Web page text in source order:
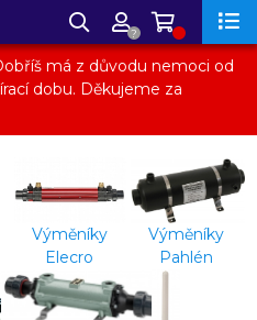
?
má z důvodu nemoci od
dobu. Děkujeme za
Výměníky
Elecro
Výměníky
Pahlén